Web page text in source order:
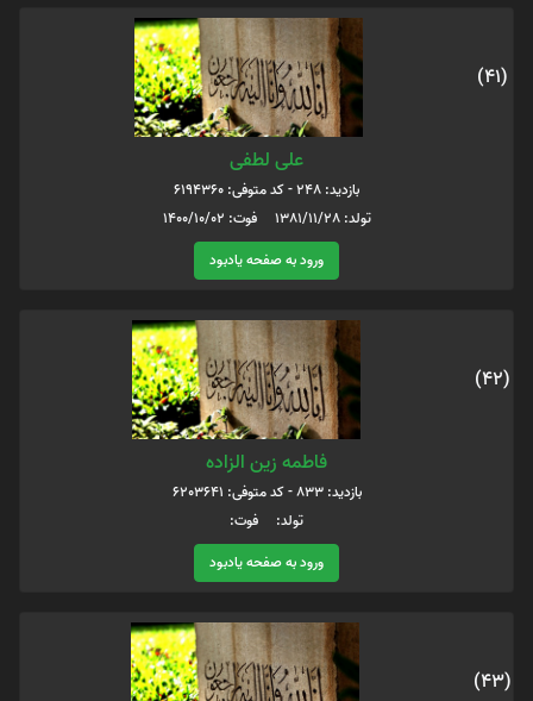
(41)
علی لطفی
بازدید: 248 - کد متوفی: 6194360
تولد: 1381/11/28 فوت: 1400/10/02
ورود به صفحه یادبود
(42)
فاطمه زین الزاده
بازدید: 833 - کد متوفی: 6203641
تولد: فوت:
ورود به صفحه یادبود
(43)